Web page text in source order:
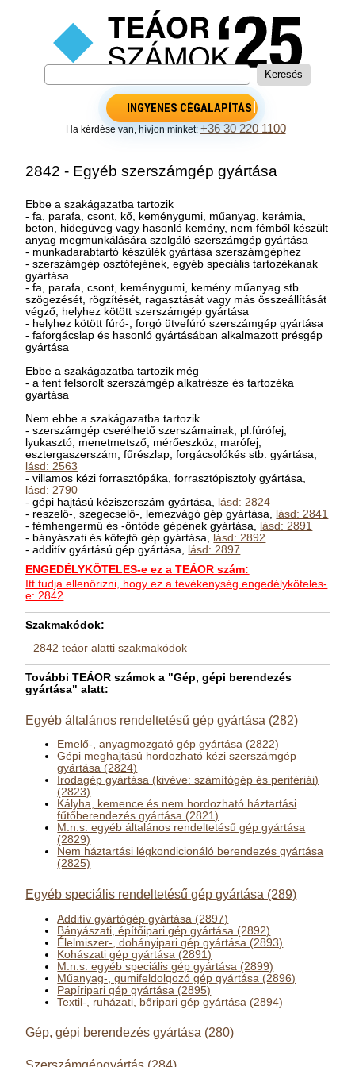
INGYENES CÉGALAPÍTÁS
Ha kérdése van, hívjon minket:+36 30 220 1100
2842 - Egyéb szerszámgép gyártása
Ebbe a szakágazatba tartozik
- fa, parafa, csont, kő, keménygumi, műanyag, kerámia,
beton, hidegüveg vagy hasonló kemény, nem fémből készült
anyag megmunkálására szolgáló szerszámgép gyártása
- munkadarabtartó készülék gyártása szerszámgéphez
- szerszámgép osztófejének, egyéb speciális tartozékának
gyártása
- fa, parafa, csont, keménygumi, kemény műanyag stb.
szögezését, rögzítését, ragasztását vagy más összeállítását
végző, helyhez kötött szerszámgép gyártása
- helyhez kötött fúró-, forgó ütvefúró szerszámgép gyártása
- faforgácslap és hasonló gyártásában alkalmazott présgép
gyártása
Ebbe a szakágazatba tartozik még
- a fent felsorolt szerszámgép alkatrésze és tartozéka
gyártása
Nem ebbe a szakágazatba tartozik
- szerszámgép cserélhető szerszámainak, pl.fúrófej,
lyukasztó, menetmetsző, mérőeszköz, marófej,
esztergaszerszám, fűrészlap, forgácsolókés stb. gyártása,
lásd: 2563
- villamos kézi forrasztópáka, forrasztópisztoly gyártása,
lásd: 2790
- gépi hajtású kéziszerszám gyártása, lásd: 2824
- reszelő-, szegecselő-, lemezvágó gép gyártása, lásd: 2841
- fémhengermű és -öntöde gépének gyártása, lásd: 2891
- bányászati és kőfejtő gép gyártása, lásd: 2892
- additív gyártású gép gyártása, lásd: 2897
ENGEDÉLYKÖTELES-e ez a TEÁOR szám:
Itt tudja ellenőrizni, hogy ez a tevékenység engedélyköteles-
e: 2842
Szakmakódok:
2842 teáor alatti szakmakódok
További TEÁOR számok a "Gép, gépi berendezés
gyártása" alatt:
Egyéb általános rendeltetésű gép gyártása (282)
Emelő-, anyagmozgató gép gyártása (2822)
Gépi meghajtású hordozható kézi szerszámgép
gyártása (2824)
Irodagép gyártása (kivéve: számítógép és perifériái)
(2823)
Kályha, kemence és nem hordozható háztartási
fűtőberendezés gyártása (2821)
M.n.s. egyéb általános rendeltetésű gép gyártása
(2829)
Nem háztartási légkondicionáló berendezés gyártása
(2825)
Egyéb speciális rendeltetésű gép gyártása (289)
Additív gyártógép gyártása (2897)
Bányászati, építőipari gép gyártása (2892)
Élelmiszer-, dohányipari gép gyártása (2893)
Kohászati gép gyártása (2891)
M.n.s. egyéb speciális gép gyártása (2899)
Műanyag-, gumifeldolgozó gép gyártása (2896)
Papíripari gép gyártása (2895)
Textil-, ruházati, bőripari gép gyártása (2894)
Gép, gépi berendezés gyártása (280)